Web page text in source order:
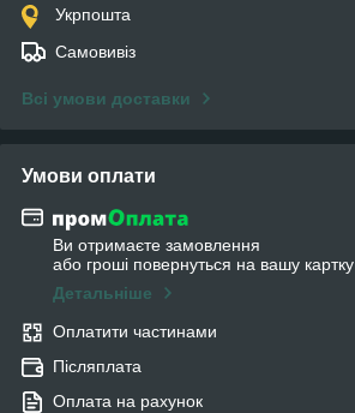
Укрпошта
Самовивіз
Всі умови доставки
Умови оплати
Ви отримаєте замовлення
або гроші повернуться на вашу картку
Детальніше
Оплатити частинами
Післяплата
Оплата на рахунок